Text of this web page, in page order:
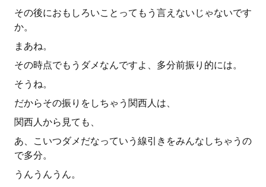
その後におもしろいことってもう言えないじゃないです
か。
まあね。
その時点でもうダメなんですよ、多分前振り的には。
そうね。
だからその振りをしちゃう関西人は、
関西人から見ても、
あ、こいつダメだなっていう線引きをみんなしちゃうの
で多分。
うんうんうん。